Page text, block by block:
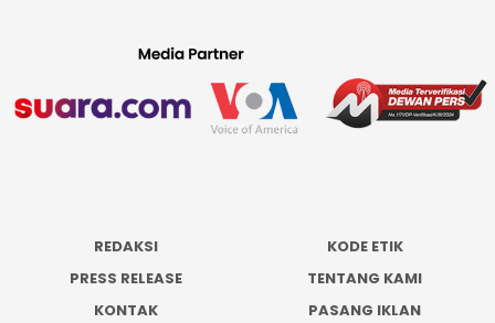
REDAKSI
KODE ETIK
PRESS RELEASE
TENTANG KAMI
KONTAK
PASANG IKLAN